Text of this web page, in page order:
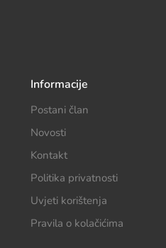
Informacije
Postani član
Novosti
Kontakt
Politika privatnosti
Uvjeti korištenja
Pravila o kolačićima